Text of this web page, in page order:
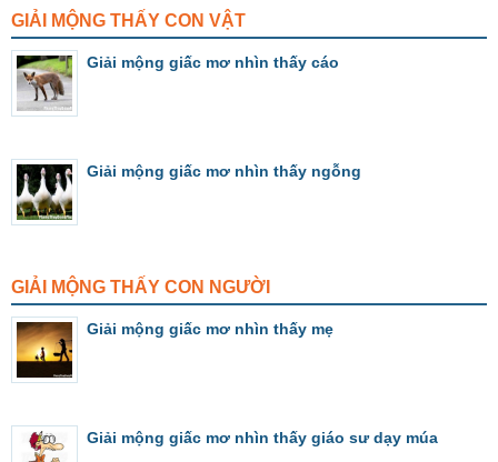
GIẢI MỘNG THẤY CON VẬT
Giải mộng giấc mơ nhìn thấy cáo
Giải mộng giấc mơ nhìn thấy ngỗng
GIẢI MỘNG THẤY CON NGƯỜI
Giải mộng giấc mơ nhìn thấy mẹ
Giải mộng giấc mơ nhìn thấy giáo sư dạy múa